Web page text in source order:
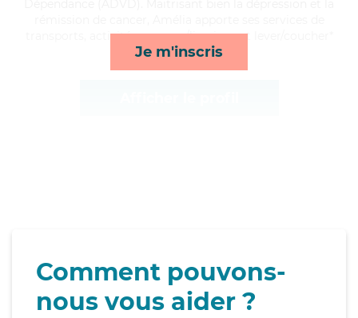
Je m'inscris
transports, activités, courses/livraison et lever/coucher*
Comment pouvons-
nous vous aider ?